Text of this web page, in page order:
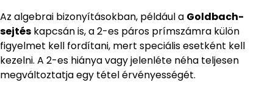
Az algebrai bizonyításokban, például a Goldbach-
sejtés kapcsán is, a 2-es páros prímszámra külön
figyelmet kell fordítani, mert speciális esetként kell
kezelni. A 2-es hiánya vagy jelenléte néha teljesen
megváltoztatja egy tétel érvényességét.